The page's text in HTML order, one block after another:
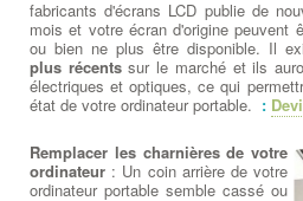
fabricants d'écrans LCD publie de
mois et votre écran d'origine peuvent
ou bien ne plus être disponible. Il
plus récentssur le marché et ils
électriques et optiques, ce qui
état de votre ordinateur portable. :
Remplacer les charnières de votre
ordinateur : Un coin arrière de votre
ordinateur portable semble cassé ou